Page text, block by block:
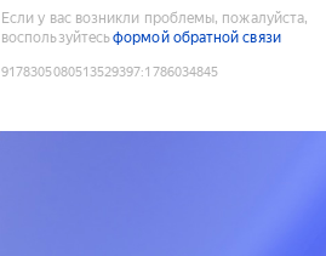
Если у вас возникли проблемы, пожалуйста,
воспользуйтесьформой обратной связи
9178305080513529397:1786034845